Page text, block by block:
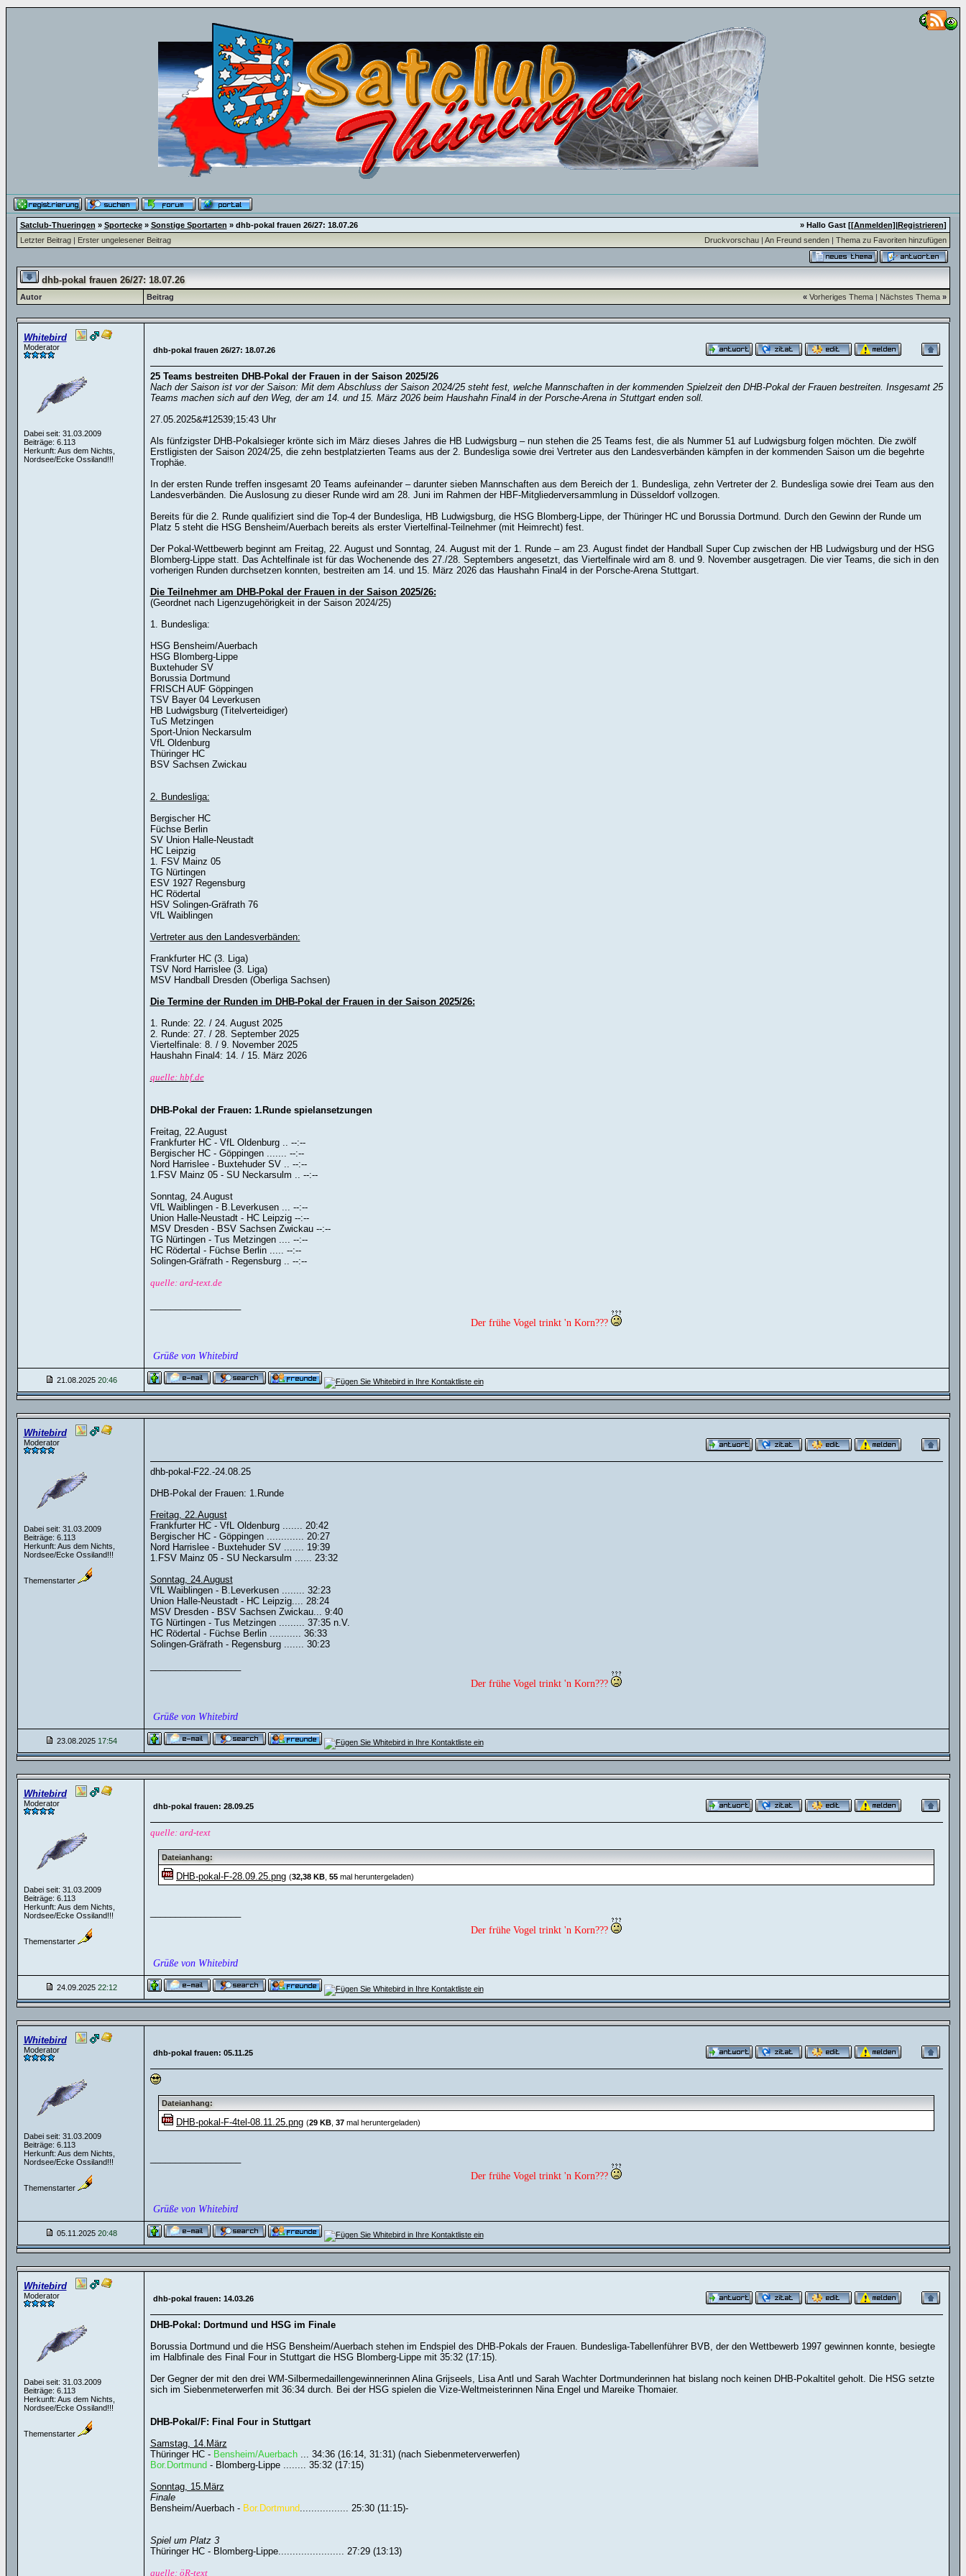
Satclub-Thueringen » Sportecke» Sonstige Sportarten » dhb-pokal frauen 26/27: 18.07.26 » Hallo Gast [[Anmelden]|Registrieren]
Letzter Beitrag| Erster ungelesener Beitrag Druckvorschau| An Freund senden| Thema zu Favoriten hinzufügen
dhb-pokal frauen 26/27: 18.07.26
Autor Beitrag « Vorheriges Thema| Nächstes Thema »
Whitebird
Moderator
Dabei seit: 31.03.2009
Beiträge: 6.113
Herkunft: Aus dem Nichts,
Nordsee/Ecke Ossiland!!!
dhb-pokal frauen 26/27: 18.07.26
25 Teams bestreiten DHB-Pokal der Frauen in der Saison 2025/26
Nach der Saison ist vor der Saison: Mit dem Abschluss der Saison 2024/25 steht fest, welche Mannschaften in der kommenden Spielzeit den DHB-Pokal der Frauen bestreiten. Insgesamt 25
Teams machen sich auf den Weg, der am 14. und 15. März 2026 beim Haushahn Final4 in der Porsche-Arena in Stuttgart enden soll.
27.05.2025&#12539;15:43 Uhr
Als fünfzigster DHB-Pokalsieger krönte sich im März dieses Jahres die HB Ludwigsburg – nun stehen die 25 Teams fest, die als Nummer 51 auf Ludwigsburg folgen möchten. Die zwölf
Erstligisten der Saison 2024/25, die zehn bestplatzierten Teams aus der 2. Bundesliga sowie drei Vertreter aus den Landesverbänden kämpfen in der kommenden Saison um die begehrte
Trophäe.
In der ersten Runde treffen insgesamt 20 Teams aufeinander – darunter sieben Mannschaften aus dem Bereich der 1. Bundesliga, zehn Vertreter der 2. Bundesliga sowie drei Team aus den
Landesverbänden. Die Auslosung zu dieser Runde wird am 28. Juni im Rahmen der HBF-Mitgliederversammlung in Düsseldorf vollzogen.
Bereits für die 2. Runde qualifiziert sind die Top-4 der Bundesliga, HB Ludwigsburg, die HSG Blomberg-Lippe, der Thüringer HC und Borussia Dortmund. Durch den Gewinn der Runde um
Platz 5 steht die HSG Bensheim/Auerbach bereits als erster Viertelfinal-Teilnehmer (mit Heimrecht) fest.
Der Pokal-Wettbewerb beginnt am Freitag, 22. August und Sonntag, 24. August mit der 1. Runde – am 23. August findet der Handball Super Cup zwischen der HB Ludwigsburg und der HSG
Blomberg-Lippe statt. Das Achtelfinale ist für das Wochenende des 27./28. Septembers angesetzt, das Viertelfinale wird am 8. und 9. November ausgetragen. Die vier Teams, die sich in den
vorherigen Runden durchsetzen konnten, bestreiten am 14. und 15. März 2026 das Haushahn Final4 in der Porsche-Arena Stuttgart.
Die Teilnehmer am DHB-Pokal der Frauen in der Saison 2025/26:
(Geordnet nach Ligenzugehörigkeit in der Saison 2024/25)
1. Bundesliga:
HSG Bensheim/Auerbach
HSG Blomberg-Lippe
Buxtehuder SV
Borussia Dortmund
FRISCH AUF Göppingen
TSV Bayer 04 Leverkusen
HB Ludwigsburg (Titelverteidiger)
TuS Metzingen
Sport-Union Neckarsulm
VfL Oldenburg
Thüringer HC
BSV Sachsen Zwickau
2. Bundesliga:
Bergischer HC
Füchse Berlin
SV Union Halle-Neustadt
HC Leipzig
1. FSV Mainz 05
TG Nürtingen
ESV 1927 Regensburg
HC Rödertal
HSV Solingen-Gräfrath 76
VfL Waiblingen
Vertreter aus den Landesverbänden:
Frankfurter HC (3. Liga)
TSV Nord Harrislee (3. Liga)
MSV Handball Dresden (Oberliga Sachsen)
Die Termine der Runden im DHB-Pokal der Frauen in der Saison 2025/26:
1. Runde: 22. / 24. August 2025
2. Runde: 27. / 28. September 2025
Viertelfinale: 8. / 9. November 2025
Haushahn Final4: 14. / 15. März 2026
quelle: hbf.de
DHB-Pokal der Frauen: 1.Runde spielansetzungen
Freitag, 22.August
Frankfurter HC - VfL Oldenburg .. --:--
Bergischer HC - Göppingen ....... --:--
Nord Harrislee - Buxtehuder SV .. --:--
1.FSV Mainz 05 - SU Neckarsulm .. --:--
Sonntag, 24.August
VfL Waiblingen - B.Leverkusen ... --:--
Union Halle-Neustadt - HC Leipzig --:--
MSV Dresden - BSV Sachsen Zwickau --:--
TG Nürtingen - Tus Metzingen .... --:--
HC Rödertal - Füchse Berlin ..... --:--
Solingen-Gräfrath - Regensburg .. --:--
quelle: ard-text.de
Der frühe Vogel trinkt 'n Korn???
Grüße von Whitebird
21.08.2025 20:46
Whitebird
Moderator
Dabei seit: 31.03.2009
Beiträge: 6.113
Herkunft: Aus dem Nichts,
Nordsee/Ecke Ossiland!!!
Themenstarter
dhb-pokal-F22.-24.08.25
DHB-Pokal der Frauen: 1.Runde
Freitag, 22.August
Frankfurter HC - VfL Oldenburg ....... 20:42
Bergischer HC - Göppingen ............. 20:27
Nord Harrislee - Buxtehuder SV ....... 19:39
1.FSV Mainz 05 - SU Neckarsulm ...... 23:32
Sonntag, 24.August
VfL Waiblingen - B.Leverkusen ........ 32:23
Union Halle-Neustadt - HC Leipzig.... 28:24
MSV Dresden - BSV Sachsen Zwickau... 9:40
TG Nürtingen - Tus Metzingen ......... 37:35 n.V.
HC Rödertal - Füchse Berlin ........... 36:33
Solingen-Gräfrath - Regensburg ....... 30:23
Der frühe Vogel trinkt 'n Korn???
Grüße von Whitebird
23.08.2025 17:54
Whitebird
Moderator
Dabei seit: 31.03.2009
Beiträge: 6.113
Herkunft: Aus dem Nichts,
Nordsee/Ecke Ossiland!!!
Themenstarter
dhb-pokal frauen: 28.09.25
quelle: ard-text
Dateianhang:
DHB-pokal-F-28.09.25.png (32,38 KB 55 mal heruntergeladen)
Der frühe Vogel trinkt 'n Korn???
Grüße von Whitebird
24.09.2025 22:12
Whitebird
Moderator
Dabei seit: 31.03.2009
Beiträge: 6.113
Herkunft: Aus dem Nichts,
Nordsee/Ecke Ossiland!!!
Themenstarter
dhb-pokal frauen: 05.11.25
Dateianhang:
DHB-pokal-F-4tel-08.11.25.png (29 KB 37 mal heruntergeladen)
Der frühe Vogel trinkt 'n Korn???
Grüße von Whitebird
05.11.2025 20:48
Whitebird
Moderator
Dabei seit: 31.03.2009
Beiträge: 6.113
Herkunft: Aus dem Nichts,
Nordsee/Ecke Ossiland!!!
Themenstarter
dhb-pokal frauen: 14.03.26
DHB-Pokal: Dortmund und HSG im Finale
Borussia Dortmund und die HSG Bensheim/Auerbach stehen im Endspiel des DHB-Pokals der Frauen. Bundesliga-Tabellenführer BVB, der den Wettbewerb 1997 gewinnen konnte, besiegte
im Halbfinale des Final Four in Stuttgart die HSG Blomberg-Lippe mit 35:32 (17:15).
Der Gegner der mit den drei WM-Silbermedaillengewinnerinnen Alina Grijseels, Lisa Antl und Sarah Wachter Dortmunderinnen hat bislang noch keinen DHB-Pokaltitel geholt. Die HSG setzte
sich im Siebenmeterwerfen mit 36:34 durch. Bei der HSG spielen die Vize-Weltmeisterinnen Nina Engel und Mareike Thomaier.
DHB-Pokal/F: Final Four in Stuttgart
Samstag, 14.März
Thüringer HC - Bensheim/Auerbach... 34:36 (16:14, 31:31) (nach Siebenmeterverwerfen)
Bor.Dortmund - Blomberg-Lippe ........ 35:32 (17:15)
Sonntag, 15.März
Finale
Bensheim/Auerbach - Bor.Dortmund................. 25:30 (11:15)-
Spiel um Platz 3
Thüringer HC - Blomberg-Lippe....................... 27:29 (13:13)
quelle: öR-text